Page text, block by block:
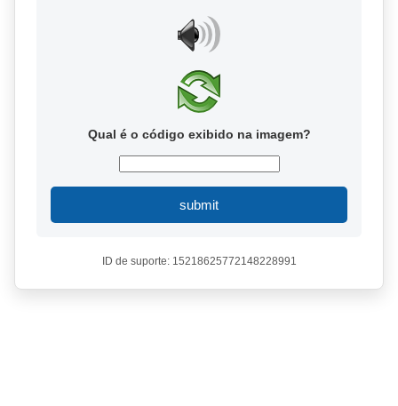
Qual é o código exibido na imagem?
submit
ID de suporte: 15218625772148228991